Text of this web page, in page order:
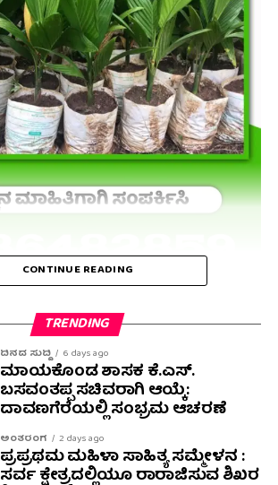
CONTINUE READING
TRENDING
ದಿನದ ಸುದ್ದಿ 6 days ago
ಮಾಯಕೊಂಡ ಶಾಸಕ ಕೆ.ಎಸ್.
ಬಸವಂತಪ್ಪ ಸಚಿವರಾಗಿ ಆಯ್ಕೆ:
ದಾವಣಗೆರೆಯಲ್ಲಿ ಸಂಭ್ರಮ ಆಚರಣೆ
ಅಂತರಂಗ 2 days ago
ಪ್ರಪ್ರಥಮ ಮಹಿಳಾ ಸಾಹಿತ್ಯ ಸಮ್ಮೇಳನ :
ಸರ್ವ ಕ್ಷೇತ್ರದಲ್ಲಿಯೂ ರಾರಾಜಿಸುವ ಶಿಖರ